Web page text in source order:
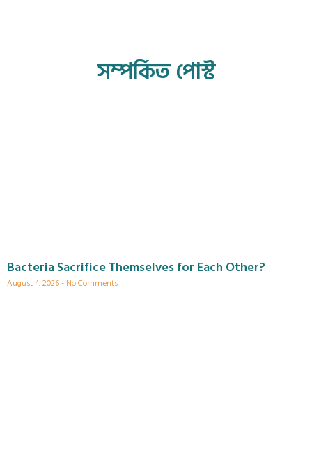
সম্পর্কিত পোস্ট
Bacteria Sacrifice Themselves for Each Other?
August 4, 2026 No Comments